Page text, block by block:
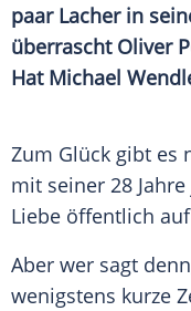
paar Lacher in
überrascht Oliver
Hat Michael
Zum Glück gibt es
mit seiner 28
Liebe öffentlich auf
Aber wer sagt
wenigstens kurze